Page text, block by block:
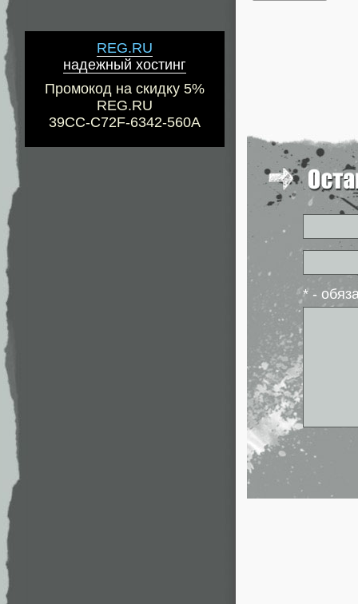
REG.RU
надежный хостинг
Промокод на скидку 5%
REG.RU
39CC-C72F-6342-560A
* -